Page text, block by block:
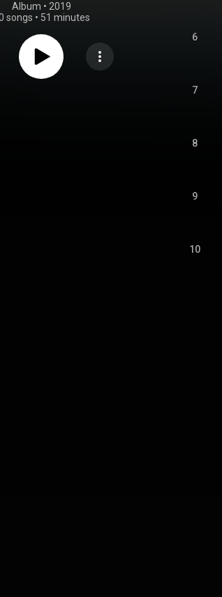
Album • 2019
songs • 51 minutes
6
7
8
9
10